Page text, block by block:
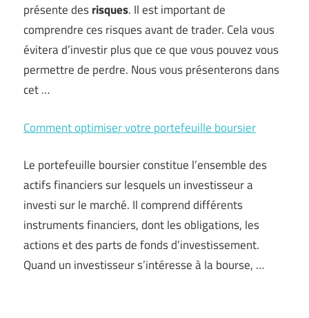
présente desrisques. Il est important de
comprendre ces risques avant de trader. Cela vous
évitera d’investir plus que ce que vous pouvez vous
permettre de perdre. Nous vous présenterons dans
cet …
Comment optimiser votre portefeuille boursier
Le portefeuille boursier constitue l’ensemble des
actifs financiers sur lesquels un investisseur a
investi sur le marché. Il comprend différents
instruments financiers, dont les obligations, les
actions et des parts de fonds d’investissement.
Quand un investisseur s’intéresse à la bourse, …